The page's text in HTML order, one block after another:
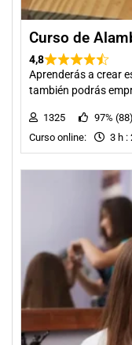
Curso de
4,8
Aprenderás a crear
también podrás
1325
97% (88)
Curso online:
3 h :